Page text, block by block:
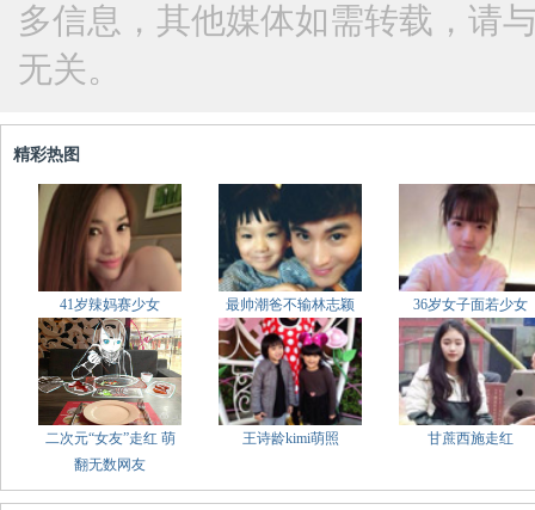
多信息，其他媒体如需转载，请
无关。
精彩热图
41岁辣妈赛少女 最帅潮爸不输林志颖 36岁女子面若少女
二次元“女友”走红 萌
翻无数网友
王诗龄kimi萌照 甘蔗西施走红